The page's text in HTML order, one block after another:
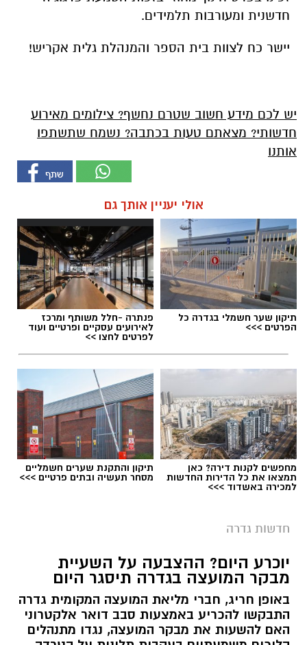
חדשנית ומעורבות תלמידים.
יישר כח לצוות בית הספר והמנהלת גלית אקריש!
יש לכם מידע חשוב שטרם נחשף? צילומים מאירוע
חדשותי? מצאתם טעות בכתבה? נשמח שתשתפו
אותנו
אולי יעניין אותך גם
תיקון שער חשמלי בגדרה כל
הפרטים >>>
פנתרה -חלל משותף ומרכז
לאירועים עסקיים ופרטיים ועוד
לפרטים לחצו >>
מחפשים לקנות דירה? כאן
תמצאו את כל הדירות החדשות
למכירה באשדוד >>>
תיקון והתקנת שערים חשמליים
מסחר תעשיה ובתים פרטיים >>>
חדשות גדרה
יוכרע היום? ההצבעה על השעיית
מבקר המועצה בגדרה תיסגר היום
באופן חריג, חברי מליאת המועצה המקומית גדרה
התבקשו להכריע באמצעות סבב דואר אלקטרוני
האם להשעות את מבקר המועצה, נגדו מתנהלים